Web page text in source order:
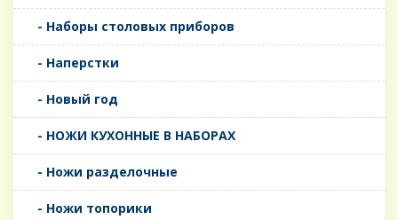
- Наборы столовых приборов
- Наперстки
- Новый год
- НОЖИ КУХОННЫЕ В НАБОРАХ
- Ножи разделочные
- Ножи топорики